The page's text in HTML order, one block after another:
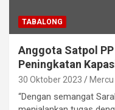
TABALONG
Anggota Satpol
Peningkatan
30 Oktober 2023 Mercu
“Dengan semangat